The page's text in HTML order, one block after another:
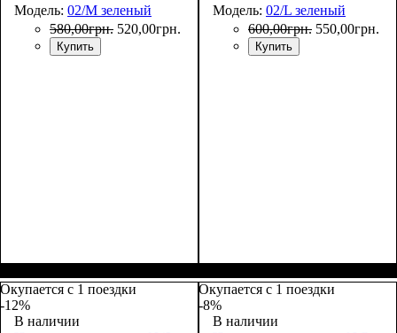
Модель: 02/M зеленый
580,00грн. 520,00грн.
Купить
Модель: 02/L зеленый
600,00грн. 550,00грн.
Купить
Окупается с 1 поездки
-12%
В наличии
Окупается с 1 поездки
-8%
В наличии